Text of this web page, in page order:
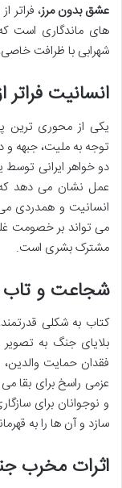
عشق بدون مرز، فراتر
های ماندگاری است که
شهرابی با ظرافت
انسانیت فراتر
یکی از محوری ترین
توجه به ملیت، جبهه
دو خواهر ایرانی
عمل نشان می دهد
انسانیت و همدردی
می تواند بر خصومت
مشترک بشری است.
شجاعت و تاب
کتاب به شکلی
بلایای جنگ به
فقدان حمایت
عزمی راسخ برای بقا
و نوجوانان برای
سازد و آن ها را به
اثرات مخرب